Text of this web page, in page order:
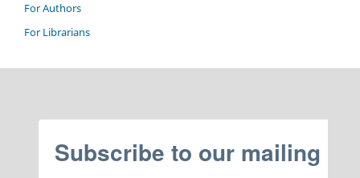
For Authors
For Librarians